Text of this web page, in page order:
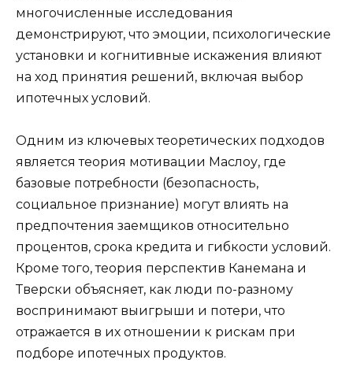
многочисленные исследования
демонстрируют, что эмоции, психологические
установки и когнитивные искажения влияют
на ход принятия решений, включая выбор
ипотечных условий.
Одним из ключевых теоретических подходов
является теория мотивации Маслоу, где
базовые потребности (безопасность,
социальное признание) могут влиять на
предпочтения заемщиков относительно
процентов, срока кредита и гибкости условий.
Кроме того, теория перспектив Канемана и
Тверски объясняет, как люди по-разному
воспринимают выигрыши и потери, что
отражается в их отношении к рискам при
подборе ипотечных продуктов.